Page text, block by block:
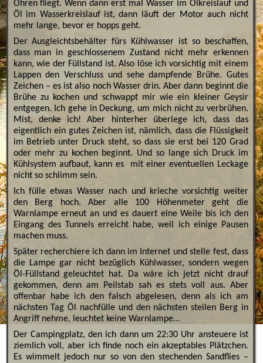
Ohren fliegt. Wenn dann erst mal Wasser im Ölkreislauf und
Öl im Wasserkreislauf ist, dann läuft der Motor auch nicht
mehr lange, bevor er hopps geht.
Der Ausgleichtsbehälter fürs Kühlwasser ist so beschaffen,
dass man in geschlossenem Zustand nicht mehr erkennen
kann, wie der Füllstand ist. Also löse ich vorsichtig mit einem
Lappen den Verschluss und sehe dampfende Brühe. Gutes
Zeichen – es ist also noch Wasser drin. Aber dann beginnt die
Brühe zu kochen und schwappt mir wie ein kleiner Geysir
entgegen. Ich gehe in Deckung, um mich nicht zu verbrühen.
Mist, denke ich! Aber hinterher überlege ich, dass das
eigentlich ein gutes Zeichen ist, nämlich, dass die Flüssigkeit
im Betrieb unter Druck steht, so dass sie erst bei 120 Grad
oder mehr zu kochen beginnt. Und so lange sich Druck im
Kühlsystem aufbaut, kann es mit einer eventuellen Leckage
nicht so schlimm sein.
Ich fülle etwas Wasser nach und krieche vorsichtig weiter
den Berg hoch. Aber alle 100 Höhenmeter geht die
Warnlampe erneut an und es dauert eine Weile bis ich den
Eingang des Tunnels erreicht habe, weil ich einige Pausen
machen muss.
Später recherchiere ich dann im Internet und stelle fest, dass
die Lampe gar nicht bezüglich Kühlwasser, sondern wegen
Öl-Füllstand geleuchtet hat. Da wäre ich jetzt nicht drauf
gekommen, denn am Peilstab sah es stets voll aus. Aber
offenbar habe ich den falsch abgelesen, denn als ich am
nächsten Tag Öl nachfülle und den nächsten steilen Berg in
Angriff nehme, leuchtet keine Warnlampe…
Der Campingplatz, den ich dann um 22:30 Uhr ansteuere ist
ziemlich voll, aber ich finde noch ein akzeptables Plätzchen.
Es wimmelt jedoch nur so von den stechenden Sandflies –